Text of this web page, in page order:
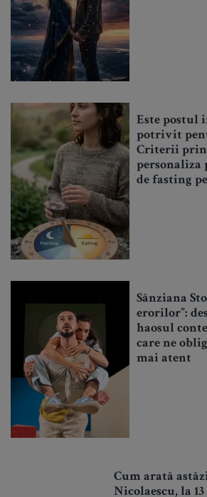
Este postul
potrivit
Criterii
personaliza
de fasting
Sânziana
erorilor”:
haosul
care ne
mai atent
Cum arată
Nicolaescu, la